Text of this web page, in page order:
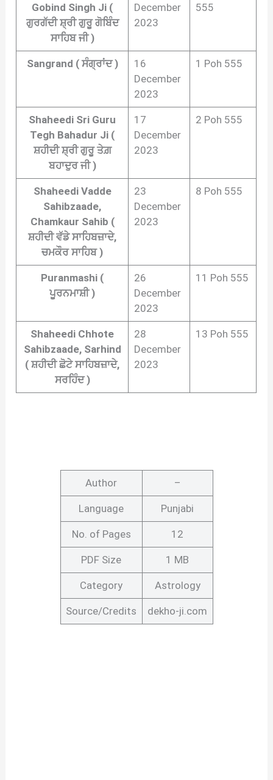
Gobind Singh Ji (
ਗੁਰਗੱਦੀ ਸ਼੍ਰੀ ਗੁਰੂ ਗੋਬਿੰਦ
ਸਾਹਿਬ ਜੀ )
December
2023
555
Sangrand ( ਸੰਗ੍ਰਾਂਦ )
16
December
2023
1 Poh 555
Shaheedi Sri Guru
Tegh Bahadur Ji (
ਸ਼ਹੀਦੀ ਸ਼੍ਰੀ ਗੁਰੂ ਤੇਗ਼
ਬਹਾਦੁਰ ਜੀ )
17
December
2023
2 Poh 555
Shaheedi Vadde
Sahibzaade,
Chamkaur Sahib (
ਸ਼ਹੀਦੀ ਵੱਡੇ ਸਾਹਿਬਜ਼ਾਦੇ,
ਚਮਕੌਰ ਸਾਹਿਬ )
23
December
2023
8 Poh 555
Puranmashi (
ਪੂਰਨਮਾਸ਼ੀ )
26
December
2023
11 Poh 555
Shaheedi Chhote
Sahibzaade, Sarhind
( ਸ਼ਹੀਦੀ ਛੋਟੇ ਸਾਹਿਬਜ਼ਾਦੇ,
ਸਰਹਿੰਦ )
28
December
2023
13 Poh 555
Author –
Language Punjabi
No. of Pages 12
PDF Size 1 MB
Category Astrology
Source/Credits dekho-ji.com